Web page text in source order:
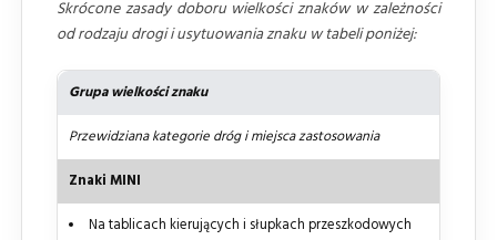
Skrócone zasady doboru wielkości znaków w zależności
od rodzaju drogi i usytuowania znaku w tabeli poniżej:
Grupa wielkości znaku
Przewidziana kategorie dróg i miejsca zastosowania
Znaki MINI
Na tablicach kierujących i słupkach przeszkodowych